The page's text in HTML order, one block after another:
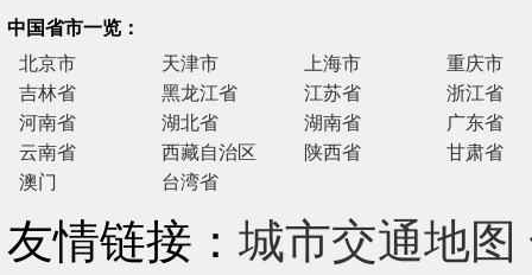
中国省市一览：
北京市
天津市 上海市
重庆市
吉林省
黑龙江省 江苏省
浙江省
河南省
湖北省 湖南省
广东省
云南省
西藏自治区 陕西省
甘肃省
澳门
台湾省
友情链接： 城市交通地图